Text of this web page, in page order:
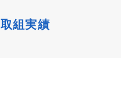
取組実績